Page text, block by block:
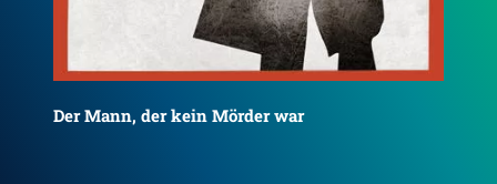
Der Mann, der kein Mörder war